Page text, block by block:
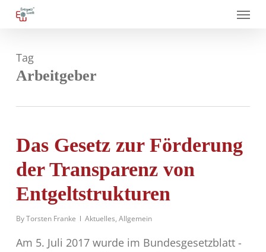
Skip
content
Menu
Tag
Arbeitgeber
Das Gesetz zur Förderung
der Transparenz von
Entgeltstrukturen
ByTorsten Franke Aktuelles, Allgemein
Am 5. Juli 2017 wurde im Bundesgesetzblatt -